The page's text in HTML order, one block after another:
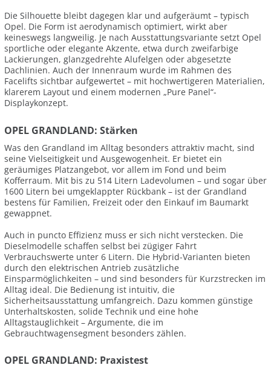
Die Silhouette bleibt dagegen klar und aufgeräumt – typisch
Opel. Die Form ist aerodynamisch optimiert, wirkt aber
keineswegs langweilig. Je nach Ausstattungsvariante setzt Opel
sportliche oder elegante Akzente, etwa durch zweifarbige
Lackierungen, glanzgedrehte Alufelgen oder abgesetzte
Dachlinien. Auch der Innenraum wurde im Rahmen des
Facelifts sichtbar aufgewertet – mit hochwertigeren Materialien,
klarerem Layout und einem modernen „Pure Panel“-
Displaykonzept.
OPEL GRANDLAND: Stärken
Was den Grandland im Alltag besonders attraktiv macht, sind
seine Vielseitigkeit und Ausgewogenheit. Er bietet ein
geräumiges Platzangebot, vor allem im Fond und beim
Kofferraum. Mit bis zu 514 Litern Ladevolumen – und sogar über
1600 Litern bei umgeklappter Rückbank – ist der Grandland
bestens für Familien, Freizeit oder den Einkauf im Baumarkt
gewappnet.
Auch in puncto Effizienz muss er sich nicht verstecken. Die
Dieselmodelle schaffen selbst bei zügiger Fahrt
Verbrauchswerte unter 6 Litern. Die Hybrid-Varianten bieten
durch den elektrischen Antrieb zusätzliche
Einsparmöglichkeiten – und sind besonders für Kurzstrecken im
Alltag ideal. Die Bedienung ist intuitiv, die
Sicherheitsausstattung umfangreich. Dazu kommen günstige
Unterhaltskosten, solide Technik und eine hohe
Alltagstauglichkeit – Argumente, die im
Gebrauchtwagensegment besonders zählen.
OPEL GRANDLAND: Praxistest